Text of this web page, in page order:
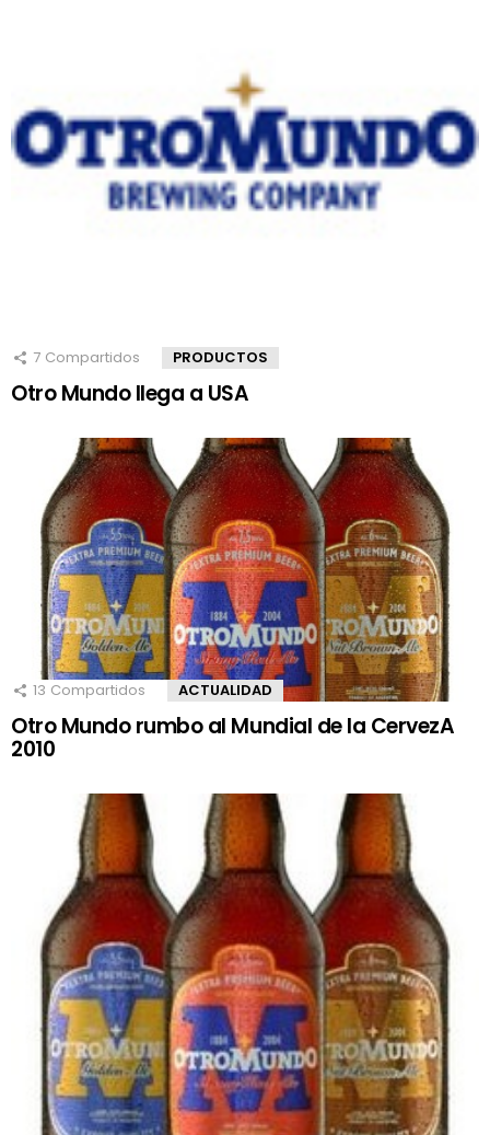
7 Compartidos PRODUCTOS
Otro Mundo llega a USA
13 Compartidos ACTUALIDAD
Otro Mundo rumbo al Mundial de la CervezA
2010